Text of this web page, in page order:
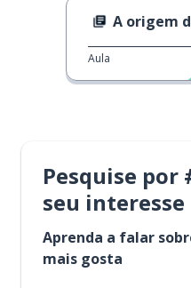
A origem
Aula
Pesquise por
seu interesse
Aprenda a falar
mais gosta